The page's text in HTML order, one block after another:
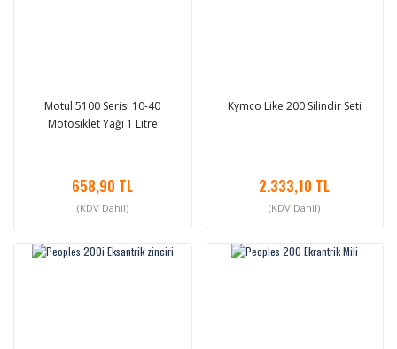
Motul 5100 Serisi 10-40
Motosiklet Yağı 1 Litre
658,90 TL
(KDV Dahil)
Kymco Like 200 Silindir Seti
2.333,10 TL
(KDV Dahil)